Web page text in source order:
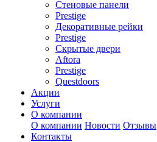
Стеновые панели
Prestige
Декоративные рейки
Prestige
Скрытые двери
Aftora
Prestige
Questdoors
Акции
Услуги
О компании
О компании Новости Отзывы
Контакты